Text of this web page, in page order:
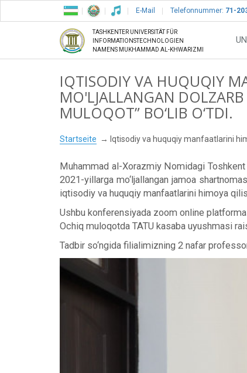
E-Mail Telefonnummer: 71-
TASHKENTER UNIVERSITÄT FÜR
INFORMATIONSTECHNOLOGIEN
NAMENS MUKHAMMAD AL-KHWARIZMI
IQTISODIY VA HUQUQIY
MO'LJALLANGAN
MULOQOT” BO‘LIB O‘TDI.
Startseite Iqtisodiy va huquqiy manfaatlarini
Muhammad al-Xorazmiy Nomidagi
2021-yillarga mo‘ljallangan jamoa
iqtisodiy va huquqiy manfaatlarini himoya
Ushbu konferensiyada zoom online
Ochiq muloqotda TATU kasaba uyushmasi
Tadbir so‘ngida filialimizning 2 nafar